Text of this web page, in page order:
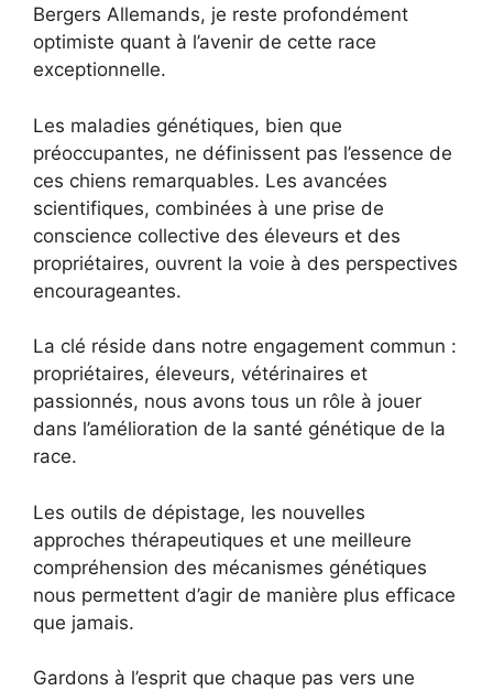
Bergers Allemands, je reste profondément
optimiste quant à l’avenir de cette race
exceptionnelle.
Les maladies génétiques, bien que
préoccupantes, ne définissent pas l’essence de
ces chiens remarquables. Les avancées
scientifiques, combinées à une prise de
conscience collective des éleveurs et des
propriétaires, ouvrent la voie à des perspectives
encourageantes.
La clé réside dans notre engagement commun :
propriétaires, éleveurs, vétérinaires et
passionnés, nous avons tous un rôle à jouer
dans l’amélioration de la santé génétique de la
race.
Les outils de dépistage, les nouvelles
approches thérapeutiques et une meilleure
compréhension des mécanismes génétiques
nous permettent d’agir de manière plus efficace
que jamais.
Gardons à l’esprit que chaque pas vers une